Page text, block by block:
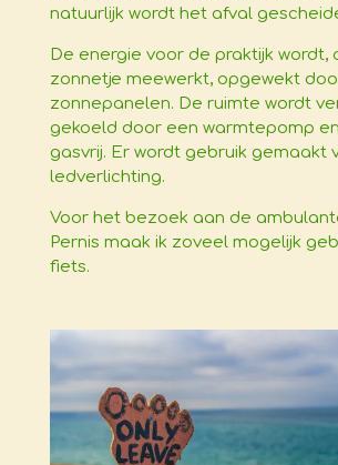
natuurlijk wordt het afval
De energie voor de praktijk wordt,
zonnetje meewerkt, opgewekt
zonnepanelen. De ruimte wordt
gekoeld door een warmtepomp
gasvrij. Er wordt gebruik gemaakt
ledverlichting.
Voor het bezoek aan de
Pernis maak ik zoveel mogelijk
fiets.